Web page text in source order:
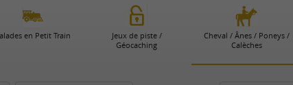
en Petit Train
Jeux de piste /
Géocaching
Cheval / Ânes / Poneys /
Calèches